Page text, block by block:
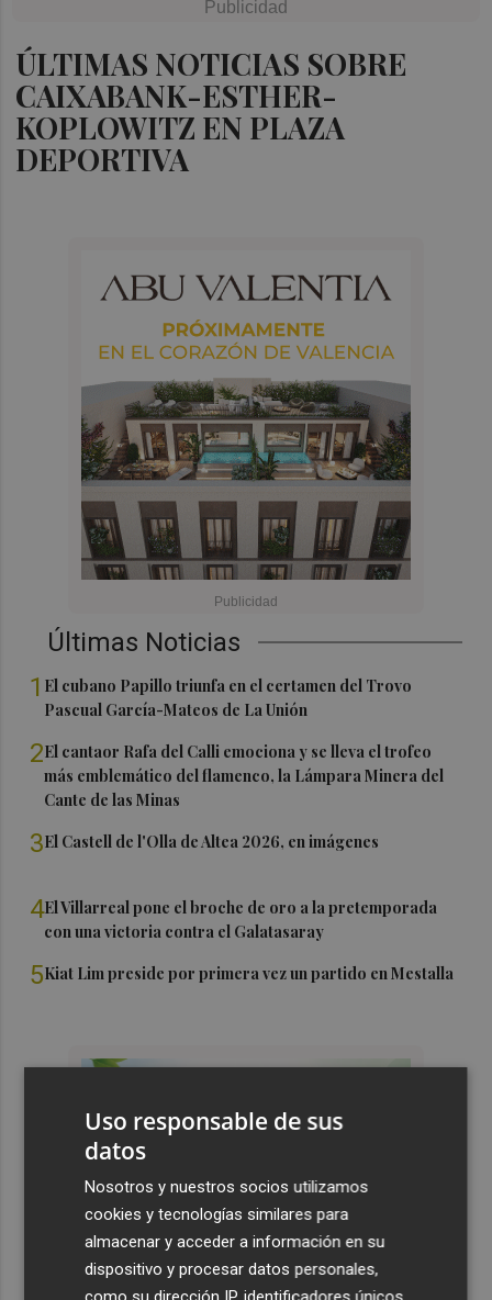
ÚLTIMAS NOTICIAS SOBRE
CAIXABANK-ESTHER-
KOPLOWITZ EN PLAZA
DEPORTIVA
Últimas Noticias
1 El cubano Papillo triunfa en el certamen del Trovo
Pascual García-Mateos de La Unión
2El cantaor Rafa del Calli emociona y se lleva el trofeo
más emblemático del flamenco, la Lámpara Minera del
Cante de las Minas
3El Castell de l'Olla de Altea 2026, en imágenes
4El Villarreal pone el broche de oro a la pretemporada
con una victoria contra el Galatasaray
5Kiat Lim preside por primera vez un partido en Mestalla
Uso responsable de sus
datos
Nosotros y nuestros socios utilizamos
cookies y tecnologías similares para
almacenar y acceder a información en su
dispositivo y procesar datos personales,